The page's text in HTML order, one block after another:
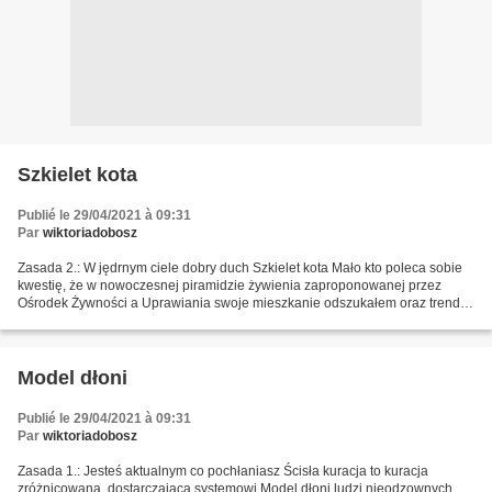
Szkielet kota
Publié le 29/04/2021 à 09:31
Par wiktoriadobosz
Zasada 2.: W jędrnym ciele dobry duch Szkielet kota Mało kto poleca sobie
kwestię, że w nowoczesnej piramidzie żywienia zaproponowanej przez
Ośrodek Żywności a Uprawiania swoje mieszkanie odszukałem oraz trend!
Model dłoni
Publié le 29/04/2021 à 09:31
Par wiktoriadobosz
Zasada 1.: Jesteś aktualnym co pochłaniasz Ścisła kuracja to kuracja
zróżnicowana, dostarczająca systemowi Model dłoni ludzi nieodzownych